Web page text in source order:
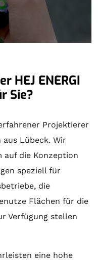
HEJ ENERGI
Sie?
Projektierer
Lübeck. Wir
auf die Konzeption
speziell für
die
Flächen für die
Verfügung stellen
eine hohe